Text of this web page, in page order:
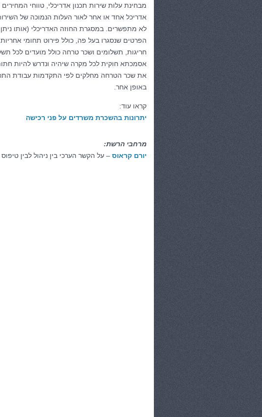
מבחינת עלות שירות תכנון אדריכלי, טווחי
אדריכל אחד או אחר לאור העלות הנמוכה של
לא מתפשרים. במסגרת החוזה האדריכלי (אותו
הפרטים שנסגרו בעל פה, כולל פירוט תחומי
חריגות, תשלומים ושכר טרחה כולל מועדים לכל
אסמכתא חוקית לכל מקרה שיהיה ונדרש להיות
את שכר הטרחה מחלקים לפי התקדמות עבודת
באופן אחר.
קראו עוד:
יתרונות בהשכרת משרדים על פני רכישה
מרחבי הרשת:
יורם קראוס – על הקשר הערכי בין ניהול לבין